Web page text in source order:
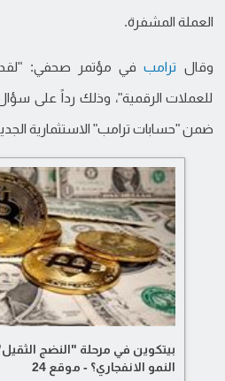
العملة المشفرة.
وقال ترامبفي مؤتمر صحفي: "لقد
للعملات الرقمية"، وذلك رداً على
ضمن "حسابات ترامب" الاستثمارية
بيتكوين في مرحلة "النضج
النمو الانفجاري؟ - موقع 24